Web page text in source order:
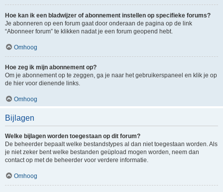
Hoe kan ik een bladwijzer of abonnement instellen op specifieke forums?
Je abonneren op een forum gaat door onderaan de pagina op de link
“Abonneer forum” te klikken nadat je een forum geopend hebt.
Omhoog
Hoe zeg ik mijn abonnement op?
Om je abonnement op te zeggen, ga je naar het gebruikerspaneel en klik je op
de hier voor dienende links.
Omhoog
Bijlagen
Welke bijlagen worden toegestaan op dit forum?
De beheerder bepaalt welke bestandstypes al dan niet toegestaan worden. Als
je niet zeker bent welke bestanden geüpload mogen worden, neem dan
contact op met de beheerder voor verdere informatie.
Omhoog